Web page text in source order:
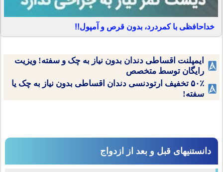
خداحافظی با کمردرد، بدون قرص و آمپول!!
ایمپلنت اقساطی دندان بدون نیاز به چک و سفته! ویزیت
رایگان توسط متخصص
۵۰٪ تخفیف ارتودنسی دندان اقساطی بدون نیاز به چک یا
سفته!
دانستنیهای قبل و بعد از ازدواج